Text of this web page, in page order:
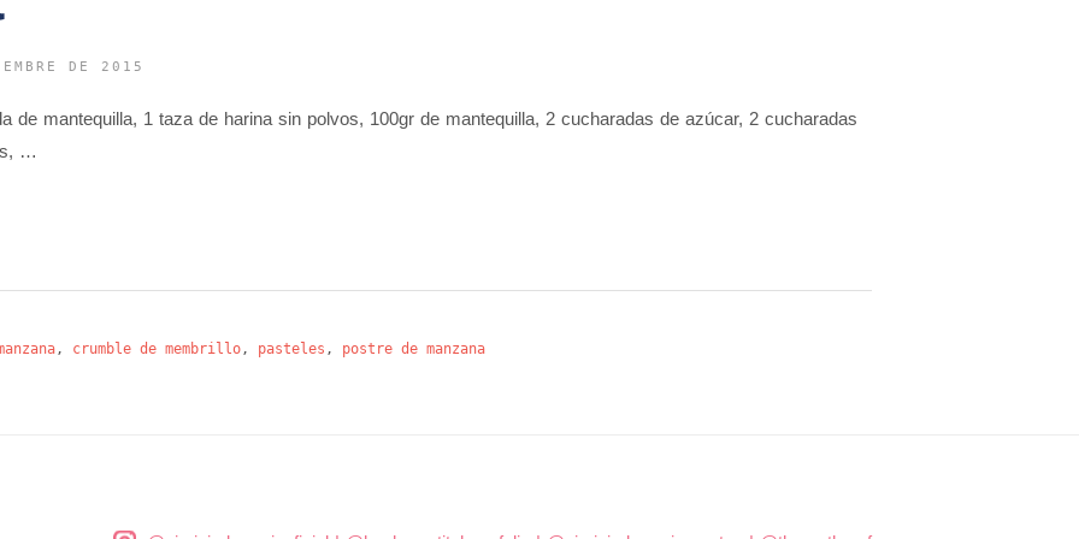
DE 2015
de mantequilla, 1 taza de harina sin polvos, 100gr de mantequilla, 2 cucharadas de azúcar, 2 cucharadas
…
, crumble de membrillo, pasteles , postre de manzana